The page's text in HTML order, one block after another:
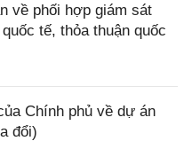
về phối hợp giám sát
tế, thỏa thuận quốc
Chính phủ về dự án
đổi)